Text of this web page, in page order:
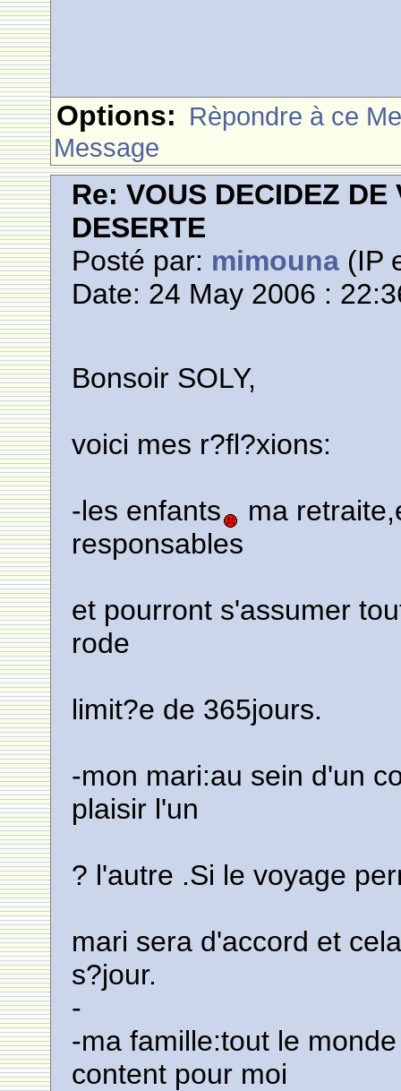
Options: Rèpondre à ce
Message
Re: VOUS DECIDEZ
DESERTE
Posté par: mimouna (IP
Date: 24 May 2006 :
Bonsoir SOLY,
voici mes r?fl?xions:
-les enfants
ma
responsables
et pourront s'assumer
rode
limit?e de 365jours.
-mon mari:au sein d'un
plaisir l'un
? l'autre .Si le voyage
mari sera d'accord et
s?jour.
-
-ma famille:tout le
content pour moi